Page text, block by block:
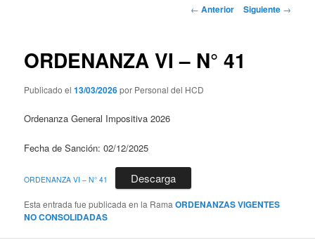
Navegación
← Anterior Siguiente →
ORDENANZA VI – N° 41
Publicado el13/03/2026por Personal del HCD
Ordenanza General Impositiva 2026
Fecha de Sanción: 02/12/2025
ORDENANZA VI – N° 41 Descarga
Esta entrada fue publicada en la RamaORDENANZAS VIGENTES
NO CONSOLIDADAS